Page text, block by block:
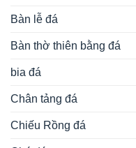
Bàn lễ đá
Bàn thờ thiên bằng đá
bia đá
Chân tảng đá
Chiếu Rồng đá